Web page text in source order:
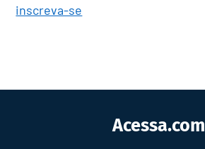
inscreva-se
Acessa.com